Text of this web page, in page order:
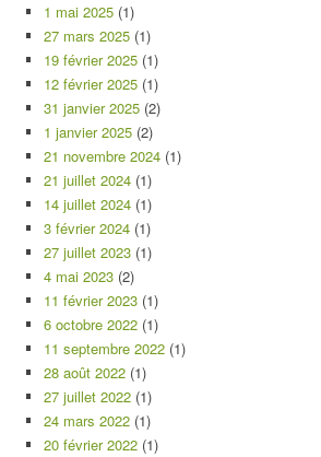
1 mai 2025 (1)
27 mars 2025 (1)
19 février 2025 (1)
12 février 2025 (1)
31 janvier 2025 (2)
1 janvier 2025 (2)
21 novembre 2024 (1)
21 juillet 2024 (1)
14 juillet 2024 (1)
3 février 2024 (1)
27 juillet 2023 (1)
4 mai 2023 (2)
11 février 2023 (1)
6 octobre 2022 (1)
11 septembre 2022 (1)
28 août 2022 (1)
27 juillet 2022 (1)
24 mars 2022 (1)
20 février 2022 (1)